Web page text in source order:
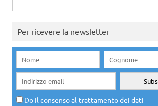
per:
Per ricevere la newsletter
Do il consenso al trattamento dei dati